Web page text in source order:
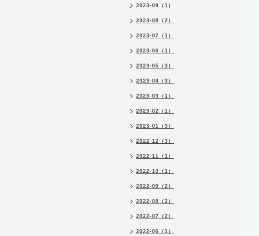
2023-09（1）
2023-08（2）
2023-07（1）
2023-06（1）
2023-05（3）
2023-04（3）
2023-03（1）
2023-02（1）
2023-01（3）
2022-12（3）
2022-11（1）
2022-10（1）
2022-09（2）
2022-08（2）
2022-07（2）
2022-06（1）